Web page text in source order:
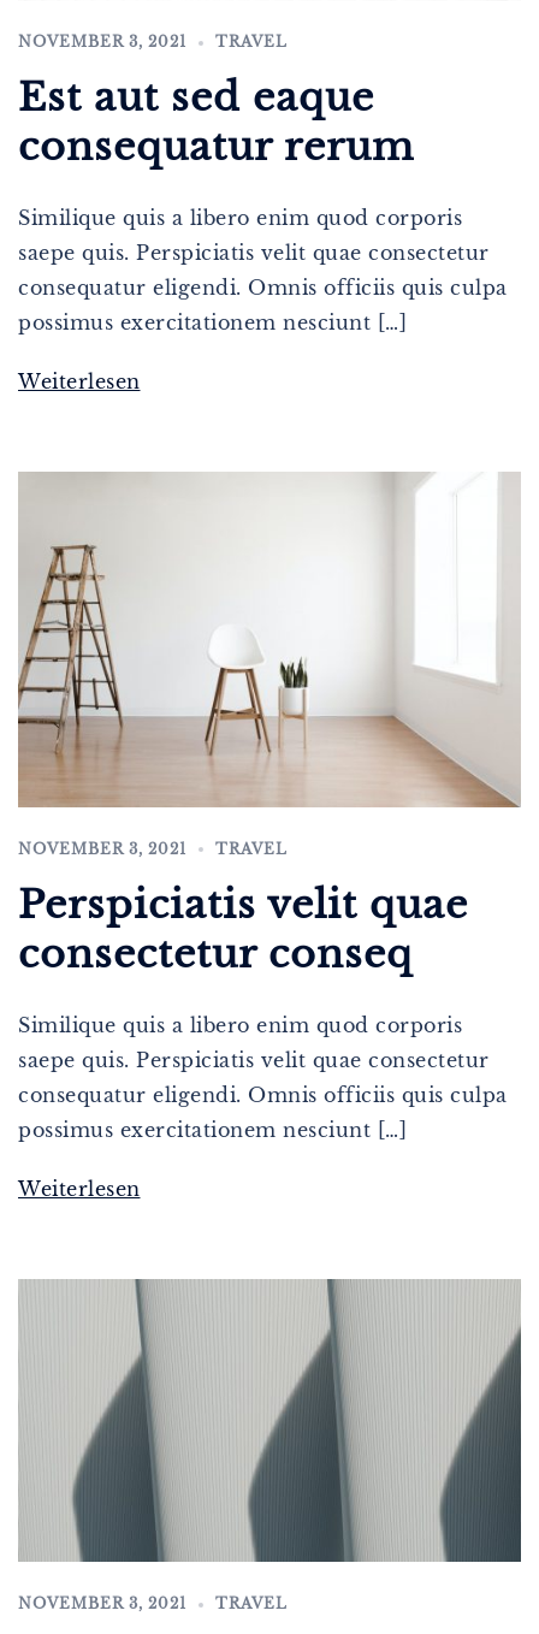
NOVEMBER 3, 2021 TRAVEL
Est aut sed eaque
consequatur rerum
Similique quis a libero enim quod corporis
saepe quis. Perspiciatis velit quae consectetur
consequatur eligendi. Omnis officiis quis culpa
possimus exercitationem nesciunt […]
Weiterlesen
NOVEMBER 3, 2021 TRAVEL
Perspiciatis velit quae
consectetur conseq
Similique quis a libero enim quod corporis
saepe quis. Perspiciatis velit quae consectetur
consequatur eligendi. Omnis officiis quis culpa
possimus exercitationem nesciunt […]
Weiterlesen
NOVEMBER 3, 2021 TRAVEL